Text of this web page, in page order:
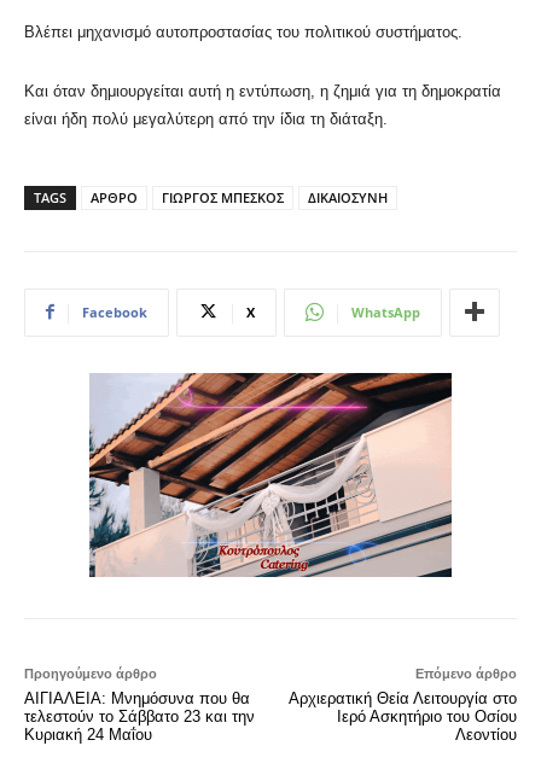
Βλέπει μηχανισμό αυτοπροστασίας του πολιτικού συστήματος.
Και όταν δημιουργείται αυτή η εντύπωση, η ζημιά για τη δημοκρατία
είναι ήδη πολύ μεγαλύτερη από την ίδια τη διάταξη.
TAGS ΑΡΘΡΟ ΓΙΩΡΓΟΣ ΜΠΕΣΚΟΣ ΔΙΚΑΙΟΣΥΝΗ
Facebook X WhatsApp
Προηγούμενο άρθρο
ΑΙΓΙΑΛΕΙΑ: Μνημόσυνα που θα
τελεστούν το Σάββατο 23 και την
Κυριακή 24 Μαΐου
Επόμενο άρθρο
Αρχιερατική Θεία Λειτουργία στο
Ιερό Ασκητήριο του Οσίου
Λεοντίου